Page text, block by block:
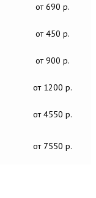
от 690 р.
от 450 р.
от 900 р.
от 1200 р.
от 4550 р.
от 7550 р.